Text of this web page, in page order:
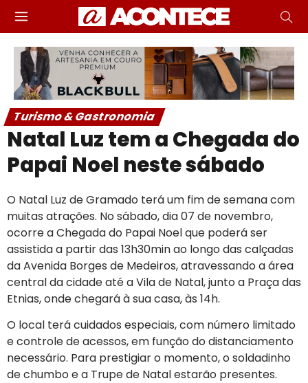
Turismo & Gastronomia
Natal Luz tem a Chegada do
Papai Noel neste sábado
O Natal Luz de Gramado terá um fim de semana com
muitas atrações. No sábado, dia 07 de novembro,
ocorre a Chegada do Papai Noel que poderá ser
assistida a partir das 13h30min ao longo das calçadas
da Avenida Borges de Medeiros, atravessando a área
central da cidade até a Vila de Natal, junto a Praça das
Etnias, onde chegará à sua casa, às 14h.
O local terá cuidados especiais, com número limitado
e controle de acessos, em função do distanciamento
necessário. Para prestigiar o momento, o soldadinho
de chumbo e a Trupe de Natal estarão presentes.